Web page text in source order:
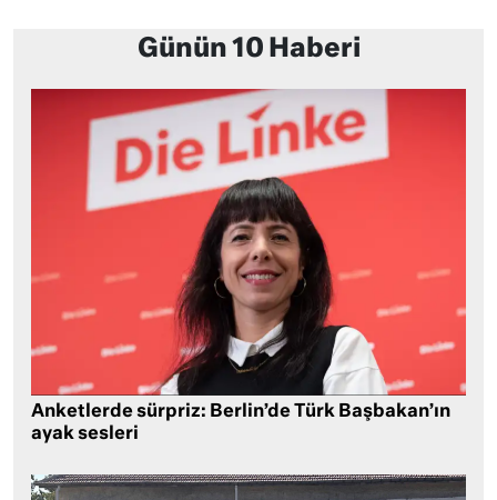
Günün 10 Haberi
Anketlerde sürpriz: Berlin’de Türk Başbakan’ın
ayak sesleri